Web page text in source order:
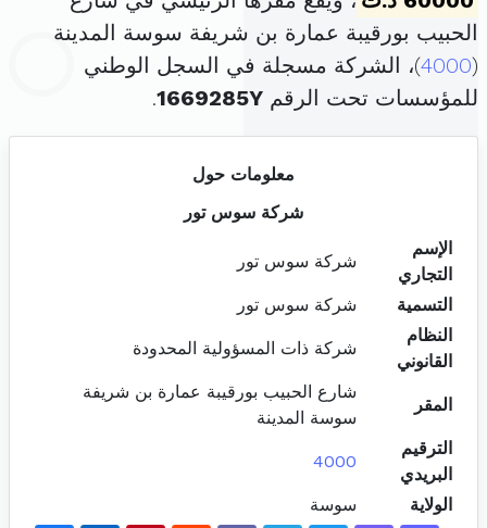
الحبيب بورقيبة عمارة بن شريفة سوسة المدينة
(
4000)، الشركة مسجلة في السجل الوطني
للمؤسسات تحت الرقم 1669285Y
.
معلومات حول
شركة سوس تور
الإسم
التجاري
شركة سوس تور
التسمية
شركة سوس تور
النظام
القانوني
شركة ذات المسؤولية المحدودة
المقر
شارع الحبيب بورقيبة عمارة بن شريفة
سوسة المدينة
الترقيم
البريدي
4000
الولاية سوسة